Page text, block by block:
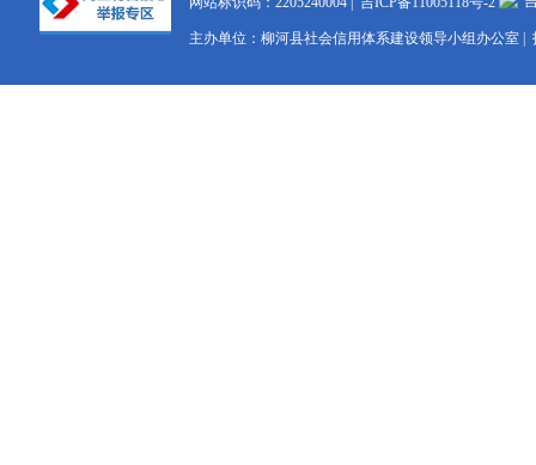
主办单位：柳河县社会信用体系建设领导小组办公室